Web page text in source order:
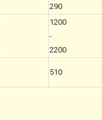
290
1200
-
2200
510